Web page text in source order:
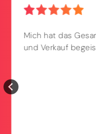
Mich hat das
und Verkauf